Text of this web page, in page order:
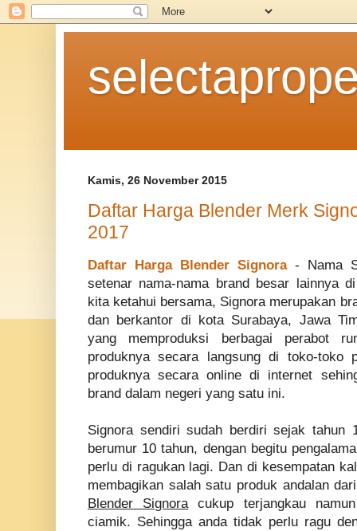
Kamis, 26 November 2015
Daftar Harga Blender Merk
2017
Daftar Harga Blender Signora- Nama
setenar nama-nama brand besar lainnya
kita ketahui bersama, Signora merupakan
dan berkantor di kota Surabaya, Jawa
yang memproduksi berbagai perabot
produknya secara langsung di toko-toko
produknya secara online di internet
brand dalam negeri yang satu ini.
Signora sendiri sudah berdiri sejak tahun
berumur 10 tahun, dengan begitu
perlu di ragukan lagi. Dan di kesempatan
membagikan salah satu produk andalan
Blender Signora cukup terjangkau
ciamik. Sehingga anda tidak perlu ragu